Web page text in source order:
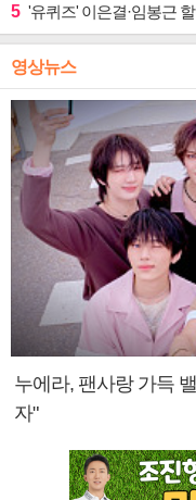
5 '유퀴즈' 이은결·임봉근 할머
영상뉴스
누에라, 팬사랑 가득
자"